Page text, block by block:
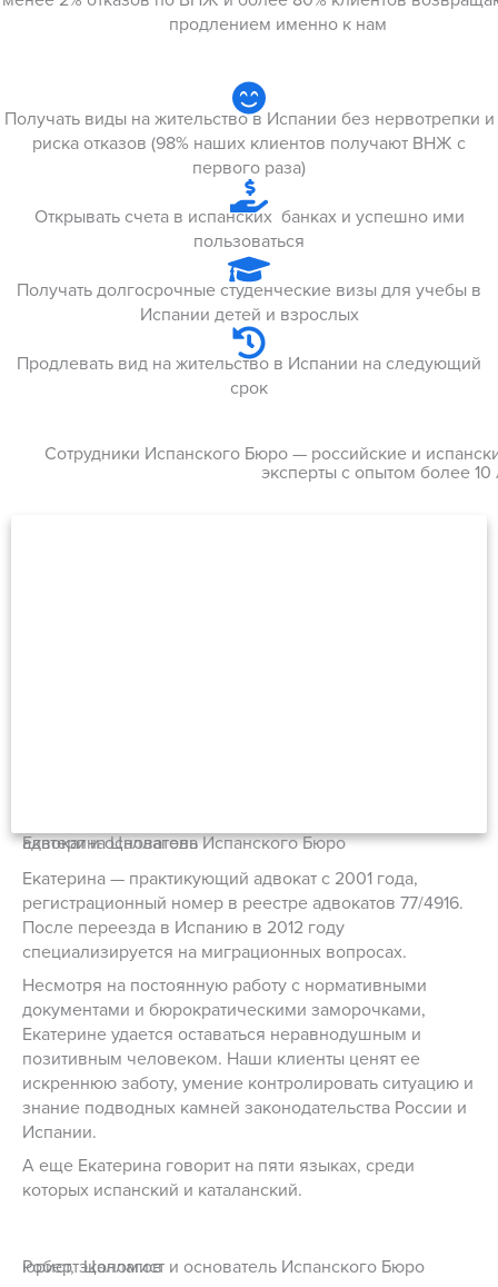
продлением именно к нам
Получать виды на жительство в Испании без нервотрепки и
риска отказов (98% наших клиентов получают ВНЖ с
первого раза)
Открывать счета в испанских банках и успешно ими
пользоваться
Получать долгосрочные студенческие визы для учебы в
Испании детей и взрослых
Продлевать вид на жительство в Испании на следующий
срок
Сотрудники Испанского Бюро — российские и
эксперты с опытом более 10
Екатерина Цаллагова
адвокат и основатель Испанского Бюро
Екатерина — практикующий адвокат с 2001 года,
регистрационный номер в реестре адвокатов 77/4916.
После переезда в Испанию в 2012 году
специализируется на миграционных вопросах.
Несмотря на постоянную работу с нормативными
документами и бюрократическими заморочками,
Екатерине удается оставаться неравнодушным и
позитивным человеком. Наши клиенты ценят ее
искреннюю заботу, умение контролировать ситуацию и
знание подводных камней законодательства России и
Испании.
А еще Екатерина говорит на пяти языках, среди
которых испанский и каталанский.
Роберт Цаллагов
юрист, экономист и основатель Испанского Бюро